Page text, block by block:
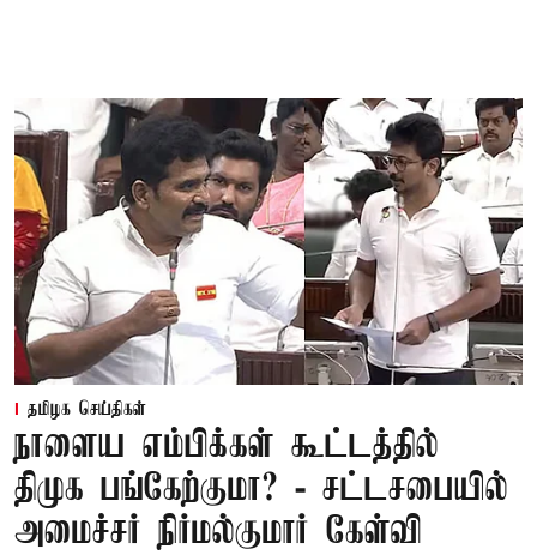
தமிழக செய்திகள்
நாளைய எம்பிக்கள் கூட்டத்தில்
திமுக பங்கேற்குமா? - சட்டசபையில்
அமைச்சர் நிர்மல்குமார் கேள்வி